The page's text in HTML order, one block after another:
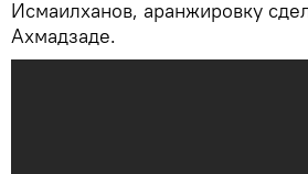
Исмаилханов, аранжировку
Ахмадзаде.